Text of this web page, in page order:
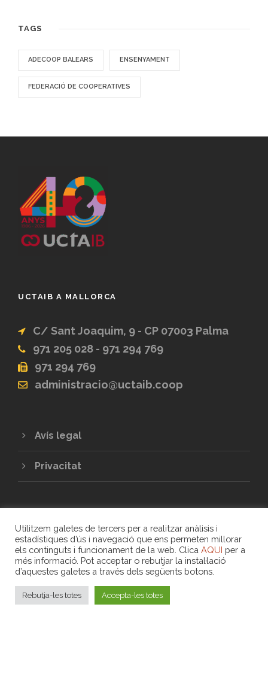
TAGS
ADECOOP BALEARS ENSENYAMENT
FEDERACIÓ DE COOPERATIVES
UCTAIB A MALLORCA
C/ Sant Joaquim, 9 - CP 07003 Palma
971 205 028 - 971 294 769
971 294 769
administracio@uctaib.coop
Avís legal
Privacitat
COPYRIGHT 2020 - UNIÓ DE COOPERATIVES
DE TREBALL ASSOCIAT DE LES ILLES
BALEARS
Utilitzem galetes de tercers per a realitzar anàlisis i
estadístiques d’ús i navegació que ens permeten millorar
els continguts i funcionament de la web. Clica AQUI per a
més informació. Pot acceptar o rebutjar la instal·lació
d’aquestes galetes a través dels següents botons.
Rebutja-les totes Accepta-les totes